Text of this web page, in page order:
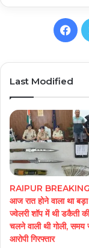
Last Modified
RAIPUR BREAKING
आज रात होने वाला था
ज्वेलरी शॉप में थी डकैती
चलने वाली थी गोली, समय
आरोपी गिरफ्तार